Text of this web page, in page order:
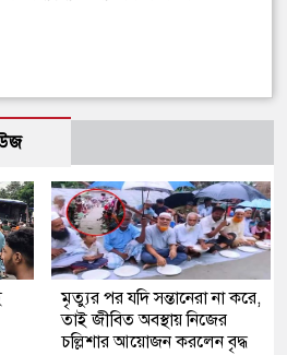
মৃত্যুর পর যদি সন্তানেরা না করে,
তাই জীবিত অবস্থায় নিজের
চল্লিশার আয়োজন করলেন বৃদ্ধ